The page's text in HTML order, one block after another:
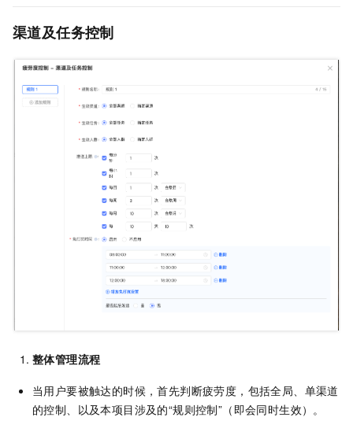
渠道及任务控制
整体管理流程
当用户要被触达的时候，首先判断疲劳度，包括全局、单渠道
的控制、以及本项目涉及的“规则控制”（即会同时生效）。